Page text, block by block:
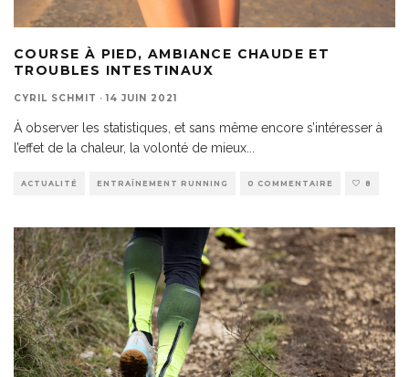
COURSE À PIED, AMBIANCE CHAUDE ET
TROUBLES INTESTINAUX
CYRIL SCHMIT · 14 JUIN 2021
À observer les statistiques, et sans même encore s’intéresser à
l’effet de la chaleur, la volonté de mieux
ACTUALITÉ ENTRAÎNEMENT RUNNING 0 COMMENTAIRE 8